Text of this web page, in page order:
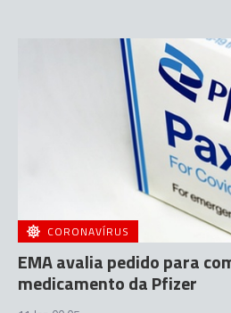
CORONAVÍRUS
EMA avalia pedido para
medicamento da Pfizer